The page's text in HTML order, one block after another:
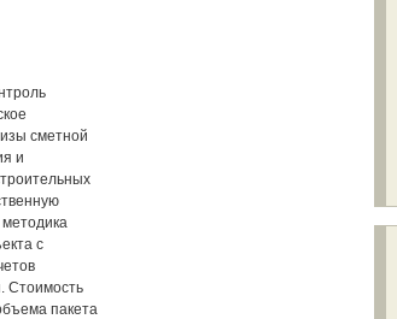
сметной
и
с
Стоимость
пакета